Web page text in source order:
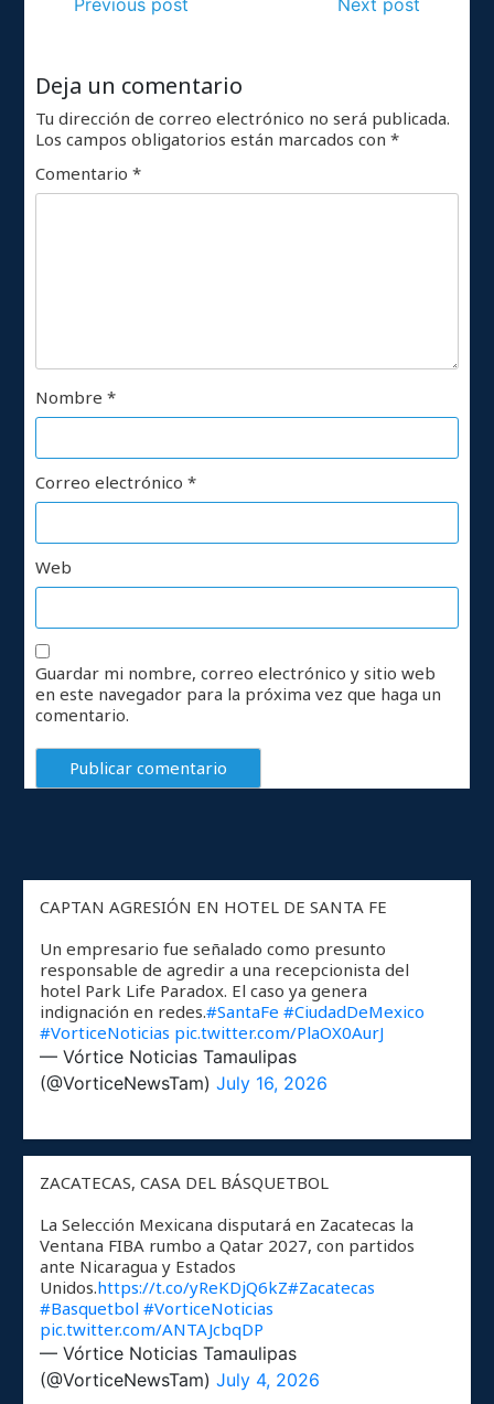
Previous post Next post
Deja un comentario
Tu dirección de correo electrónico no será publicada.
Los campos obligatorios están marcados con*
Comentario*
Nombre*
Correo electrónico*
Web
Guardar mi nombre, correo electrónico y sitio web
en este navegador para la próxima vez que haga un
comentario.
CAPTAN AGRESIÓN EN HOTEL DE SANTA FE
Un empresario fue señalado como presunto
responsable de agredir a una recepcionista del
hotel Park Life Paradox. El caso ya genera
indignación en redes.#SantaFe #CiudadDeMexico
#VorticeNoticias pic.twitter.com/PlaOX0AurJ
— Vórtice Noticias Tamaulipas
(@VorticeNewsTam)July 16, 2026
ZACATECAS, CASA DEL BÁSQUETBOL
La Selección Mexicana disputará en Zacatecas la
Ventana FIBA rumbo a Qatar 2027, con partidos
ante Nicaragua y Estados
Unidos.https://t.co/yReKDjQ6kZ#Zacatecas
#Basquetbol #VorticeNoticias
pic.twitter.com/ANTAJcbqDP
— Vórtice Noticias Tamaulipas
(@VorticeNewsTam)July 4, 2026